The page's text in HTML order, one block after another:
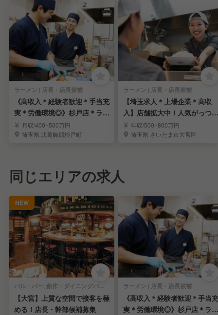
ラーメン | 店長・店長候補
《高収入＊経験者歓迎＊手当充
実＊労働環境◎》杉戸店＊ラー
メンの店長候補募集
月収/400~500万円
埼玉県 北葛飾郡杉戸町
ラーメン | 店長・店長候補
【埼玉求人＊上場企業＊高収
入】店舗拡大中！人気がっつり
ラーメン店「豚山」
年収/500~800万円
埼玉県 さいたま市大宮区
同じエリアの求人
NEW
バル・バー, 創作・ダイニングバー | 店長・店長候補
【大宮】上質な空間で接客を極
める！店長・幹部候補募集
ラーメン | 店長・店長候補
《高収入＊経験者歓迎＊手当充
実＊労働環境◎》杉戸店＊ラー